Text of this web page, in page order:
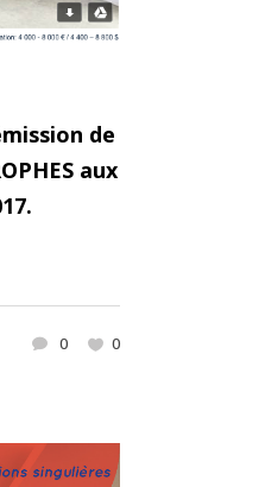
de
aux
0 0